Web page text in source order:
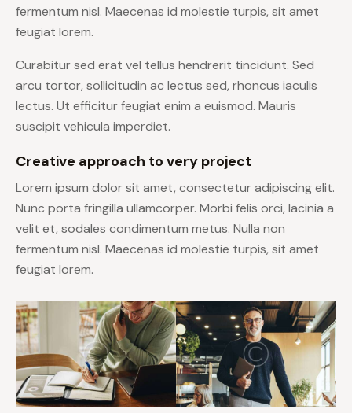
fermentum nisl. Maecenas id molestie turpis, sit amet
feugiat lorem.
Curabitur sed erat vel tellus hendrerit tincidunt. Sed
arcu tortor, sollicitudin ac lectus sed, rhoncus iaculis
lectus. Ut efficitur feugiat enim a euismod. Mauris
suscipit vehicula imperdiet.
Creative approach to very project
Lorem ipsum dolor sit amet, consectetur adipiscing elit.
Nunc porta fringilla ullamcorper. Morbi felis orci, lacinia a
velit et, sodales condimentum metus. Nulla non
fermentum nisl. Maecenas id molestie turpis, sit amet
feugiat lorem.